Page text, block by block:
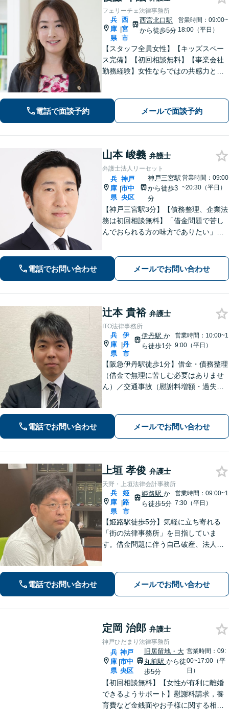
フェリーチェ法律事務所
兵
庫
県
|
西
宮
市
西宮北口駅
から徒歩5分
営業時間：09:00~
18:00（平日）
【スタッフ全員女性】【キッズスペー
ス完備】【初回相談無料】【事業会社
勤務経験】女性ならではの共感力とコ
利を守ります。特に離婚や相続など家
族の事案が得意です。
電話で面談予約 メールで面談予約
山本 峻義 弁護士
弁護士法人リーセット
兵
庫
県
|
神戸
市中
央区
神戸三宮駅
から徒歩3
分
営業時間：09:00
~20:30（平日）
【神戸三宮駅3分】【債務整理、企業法
務は初回相談無料】「借金問題で苦し
んでおられる方の味方でありたい」
EやChatworkなどに対応」
電話でお問い合わせ メールでお問い合わせ
辻本 貴裕 弁護士
ITO法律事務所
兵
庫
県
|
伊
丹
市
伊丹駅 か
ら徒歩1分
営業時間：10:00~1
9:00（平日）
【阪急伊丹駅徒歩1分】借金・債務整理
（借金で無理に苦しむ必要はありませ
ん）／交通事故（慰謝料増額・過失割
／刑事事件（被害者側も対応）／相続
／離婚問題など。まずはお気軽にご相
電話でお問い合わせ メールでお問い合わせ
上垣 孝俊 弁護士
天野・上垣法律会計事務所
兵
庫
県
|
姫
路
市
姫路駅 か
ら徒歩5分
営業時間：09:00~1
7:30（平日）
【姫路駅徒歩5分】気軽に立ち寄れる
「街の法律事務所」を目指していま
す。借金問題に伴う自己破産、法人破
しっかり耳を傾けサポートいたしま
す。【初回相談無料】【個室対応】
電話でお問い合わせ メールでお問い合わせ
定岡 治郎 弁護士
神戸ひだまり法律事務所
兵
庫
県
|
神戸
市中
央区
旧居留地・大
丸前駅 から徒
歩5分
営業時間：09:
00~17:00（平
日）
【初回相談無料】【女性が有利に離婚
できるようサポート】慰謝料請求，養
育費など金銭面やお子様に関する相談